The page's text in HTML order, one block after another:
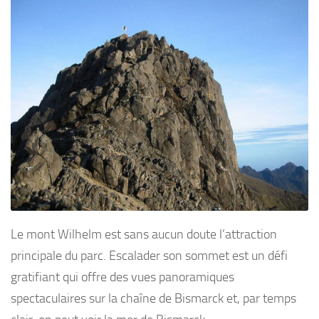
Le mont Wilhelm est sans aucun doute l’attraction
principale du parc. Escalader son sommet est un défi
gratifiant qui offre des vues panoramiques
spectaculaires sur la chaîne de Bismarck et, par temps